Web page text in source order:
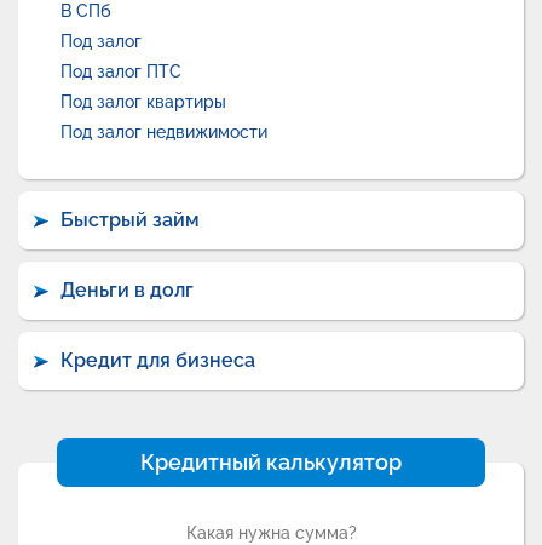
В СПб
Под залог
Под залог ПТС
Под залог квартиры
Под залог недвижимости
Быстрый займ
Деньги в долг
Кредит для бизнеса
Кредитный калькулятор
Какая нужна сумма?